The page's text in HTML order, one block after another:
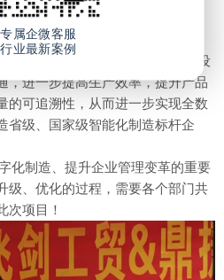
信息化建设迈入了新的发展阶段。
寄予厚望，他指出，通过此次
造的运作与上层计划体系与底层设
，进一步提高生产效率，提升产品
的可追溯性，从而进一步实现全数
省级、国家级智能化制造标杆企
化制造、提升企业管理变革的重要
级、优化的过程，需要各个部门共
次项目！
属企微客服
业最新案例